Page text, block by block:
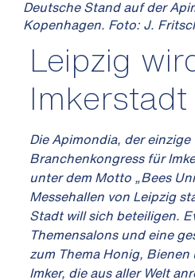
Deutsche Stand auf der
Kopenhagen. Foto: J.
Leipzig
Imkerstadt
Die Apimondia, der einzige
Branchenkongress für
unter dem Motto „Bees
Messehallen von Leipzig
Stadt will sich beteiligen.
Themensalons und eine
zum Thema Honig,
Imker, die aus aller Welt